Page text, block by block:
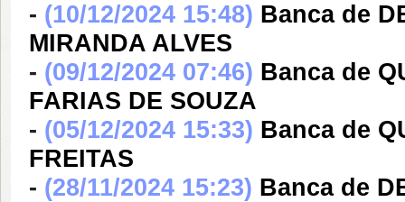
- (10/12/2024 15:48) Banca de
MIRANDA ALVES
- (09/12/2024 07:46) Banca de
FARIAS DE SOUZA
- (05/12/2024 15:33) Banca de
FREITAS
- (28/11/2024 15:23) Banca de